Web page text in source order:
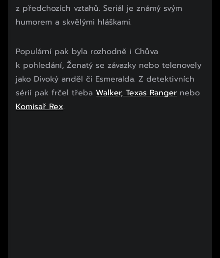
z předchozích vztahů. Seriál je známý svým
humorem a skvělými hláškami.
Začátek reklamy
Konec reklamy
Populární pak byla rozhodně i Chůva
k pohledání, Ženatý se závazky nebo telenovely
jako Divoký anděl či Esmeralda. Z detektivních
sérií pak frčel třeba Walker, Texas Ranger nebo
Komisař Rex.